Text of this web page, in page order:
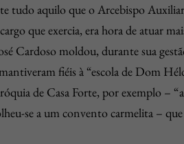
tudo aquilo que o Arcebispo
que exercia, era hora de atuar
Cardoso moldou, durante sua
fiéis à “escola de Dom
de Casa Forte, por exemplo –
se a um convento carmelita –